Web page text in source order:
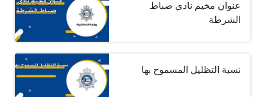
عنوان مخيم نادي ضباط
الشرطة
نسبة التظليل المسموح بها